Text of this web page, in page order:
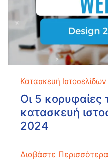
Κατασκευή Ιστοσελίδων
Οι 5 κορυφαίες
κατασκευή
2024
Διαβάστε Περισσότερα